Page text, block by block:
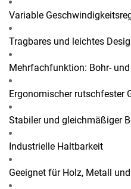
Variable
Tragbares und leichtes
Mehrfachfunktion: Bohr-
Ergonomischer rutschfester
Stabiler und gleichmäßiger
Industrielle Haltbarkeit
Geeignet für Holz, Metall